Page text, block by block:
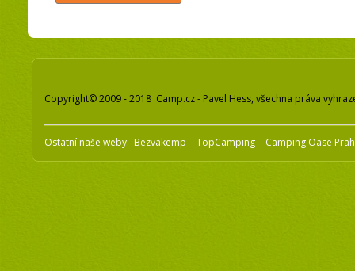
Copyright© 2009 - 2018 Camp.cz - Pavel Hess, všechna práva
Ostatní naše weby: Bezvakemp TopCamping Camping Oase